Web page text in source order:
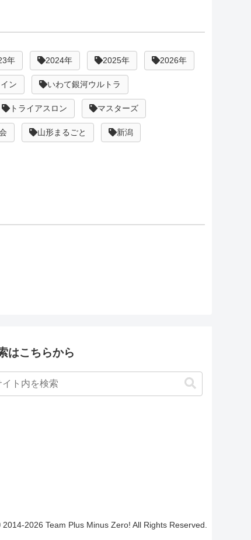
年 2024年 2025年 2026年
ン いわて銀河ウルトラ
トライアスロン マスターズ
山形まるごと 新潟
はこちらから
2026 Team Plus Minus Zero! All Rights Reserved.